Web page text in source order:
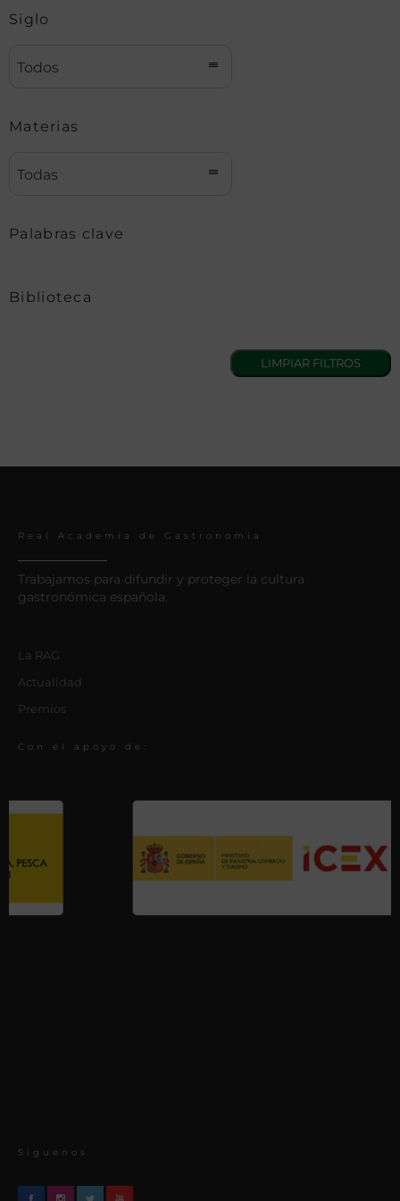
Siglo
Todos
Materias
Todas
Palabras clave
Biblioteca
Real Academia de Gastronomía
Trabajamos para difundir y proteger la cultura
gastronómica española.
La RAG
Actualidad
Premios
Con el apoyo de:
Síguenos